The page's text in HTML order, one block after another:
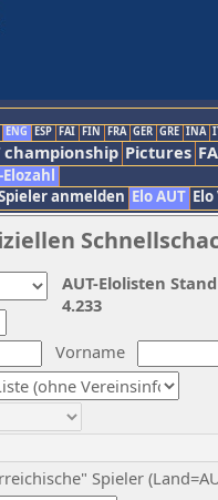
ENG ESP FAI FIN FRA GER GRE INA
championship Pictures
anmelden Elo AUT
Vorname
Spieler
AUT-Elolisten
4.233